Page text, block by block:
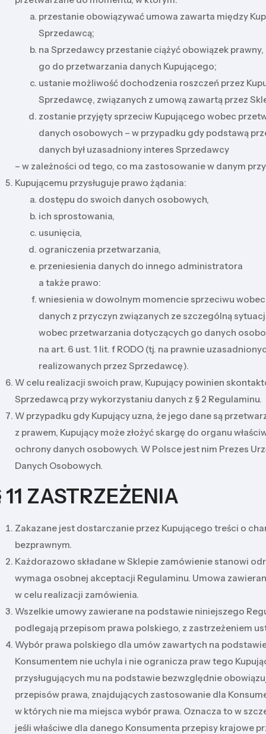
przestanie obowiązywać umowa zawarta między
Sprzedawcą;
na Sprzedawcy przestanie ciążyć obowiązek
go do przetwarzania danych Kupującego;
ustanie możliwość dochodzenia roszczeń przez
Sprzedawcę, związanych z umową zawartą przez
zostanie przyjęty sprzeciw Kupującego wobec
danych osobowych – w przypadku gdy podstawą
danych był uzasadniony interes Sprzedawcy
– w zależności od tego, co ma zastosowanie w danym
Kupującemu przysługuje prawo żądania:
dostępu do swoich danych osobowych,
ich sprostowania,
usunięcia,
ograniczenia przetwarzania,
przeniesienia danych do innego administratora
a także prawo:
wniesienia w dowolnym momencie sprzeciwu
danych z przyczyn związanych ze szczególną
wobec przetwarzania dotyczących go danych
na art. 6 ust. 1 lit. f RODO (tj. na prawnie
realizowanych przez Sprzedawcę).
W celu realizacji swoich praw, Kupujący powinien
Sprzedawcą przy wykorzystaniu danych z § 2 Regulaminu.
W przypadku gdy Kupujący uzna, że jego dane są
z prawem, Kupujący może złożyć skargę do organu
ochrony danych osobowych. W Polsce jest nim Prezes
Danych Osobowych.
11 ZASTRZEŻENIA
Zakazane jest dostarczanie przez Kupującego treści o
bezprawnym.
Każdorazowo składane w Sklepie zamówienie stanowi
wymaga osobnej akceptacji Regulaminu. Umowa
w celu realizacji zamówienia.
Wszelkie umowy zawierane na podstawie niniejszego
podlegają przepisom prawa polskiego, z zastrzeżeniem
Wybór prawa polskiego dla umów zawartych na
Konsumentem nie uchyla i nie ogranicza praw tego
przysługujących mu na podstawie bezwzględnie
przepisów prawa, znajdujących zastosowanie dla
w których nie ma miejsca wybór prawa. Oznacza to w
jeśli właściwe dla danego Konsumenta przepisy krajowe